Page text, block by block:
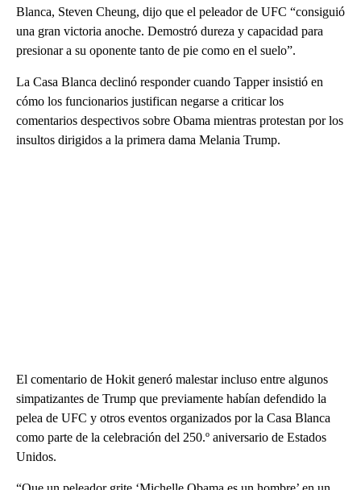
Blanca, Steven Cheung, dijo que el peleador de UFC “consiguió
una gran victoria anoche. Demostró dureza y capacidad para
presionar a su oponente tanto de pie como en el suelo”.
La Casa Blanca declinó responder cuando Tapper insistió en
cómo los funcionarios justifican negarse a criticar los
comentarios despectivos sobre Obama mientras protestan por los
insultos dirigidos a la primera dama Melania Trump.
El comentario de Hokit generó malestar incluso entre algunos
simpatizantes de Trump que previamente habían defendido la
pelea de UFC y otros eventos organizados por la Casa Blanca
como parte de la celebración del 250.º aniversario de Estados
Unidos.